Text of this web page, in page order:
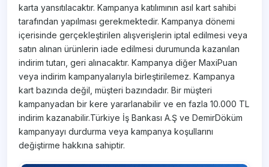
karta yansıtılacaktır. Kampanya katılımının asıl kart sahibi
tarafından yapılması gerekmektedir. Kampanya dönemi
içerisinde gerçekleştirilen alışverişlerin iptal edilmesi veya
satın alınan ürünlerin iade edilmesi durumunda kazanılan
indirim tutarı, geri alınacaktır. Kampanya diğer MaxiPuan
veya indirim kampanyalarıyla birleştirilemez. Kampanya
kart bazında değil, müşteri bazındadır. Bir müşteri
kampanyadan bir kere yararlanabilir ve en fazla 10.000 TL
indirim kazanabilir.Türkiye İş Bankası A.Ş ve DemirDöküm
kampanyayı durdurma veya kampanya koşullarını
değiştirme hakkına sahiptir.​